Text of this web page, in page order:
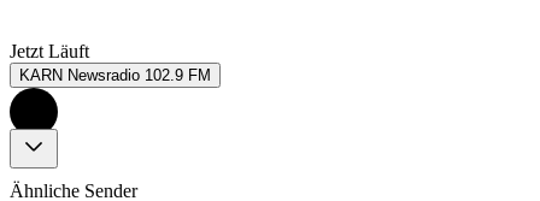
Jetzt Läuft
KARN Newsradio 102.9 FM
Ähnliche Sender